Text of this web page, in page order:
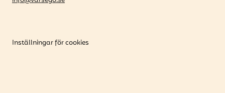
Inställningar för cookies